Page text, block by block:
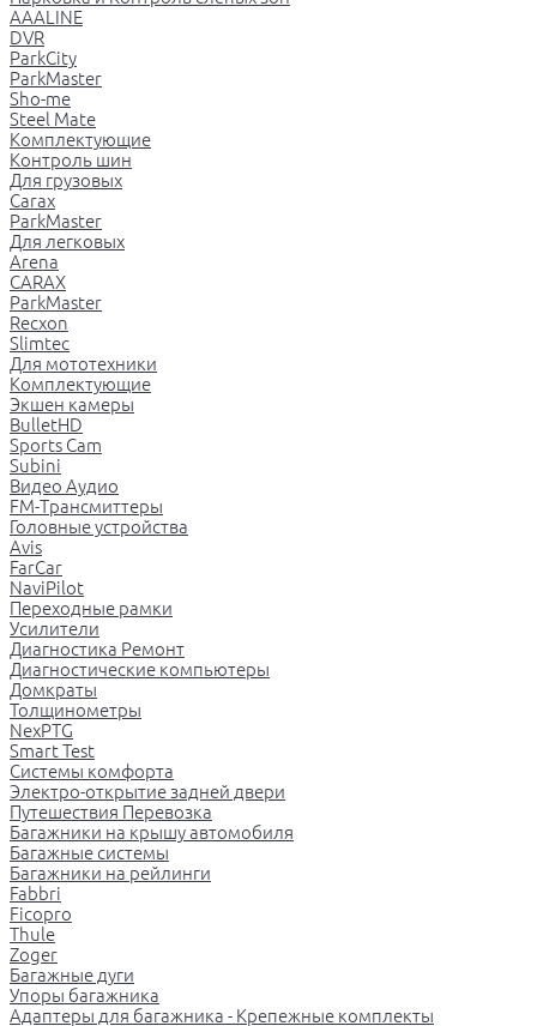
AAALINE
DVR
ParkCity
ParkMaster
Sho-me
Steel Mate
Комплектующие
Контроль шин
Для грузовых
Carax
ParkMaster
Для легковых
Arena
CARAX
ParkMaster
Recxon
Slimtec
Для мототехники
Комплектующие
Экшен камеры
BulletHD
Sports Cam
Subini
Видео Аудио
FM-Трансмиттеры
Головные устройства
Avis
FarCar
NaviPilot
Переходные рамки
Усилители
Диагностика Ремонт
Диагностические компьютеры
Домкраты
Толщинометры
NexPTG
Smart Test
Системы комфорта
Электро-открытие задней двери
Путешествия Перевозка
Багажники на крышу автомобиля
Багажные системы
Багажники на рейлинги
Fabbri
Ficopro
Thule
Zoger
Багажные дуги
Упоры багажника
Адаптеры для багажника - Крепежные комплекты